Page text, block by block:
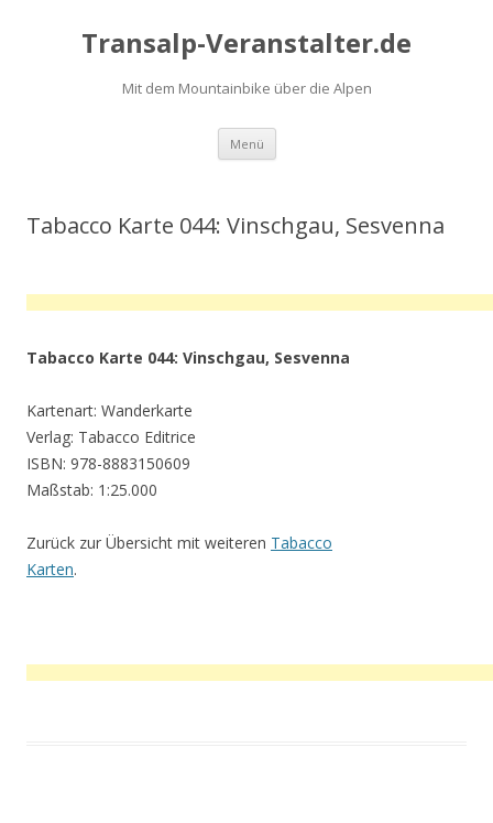
Transalp-Veranstalter.de
Mit dem Mountainbike über die Alpen
Menü Zum
springen
Tabacco Karte 044: Vinschgau, Sesvenna
Tabacco Karte 044: Vinschgau, Sesvenna
Kartenart: Wanderkarte
Verlag: Tabacco Editrice
ISBN: 978-8883150609
Maßstab: 1:25.000
Zurück zur Übersicht mit weiteren Tabacco
Karten.